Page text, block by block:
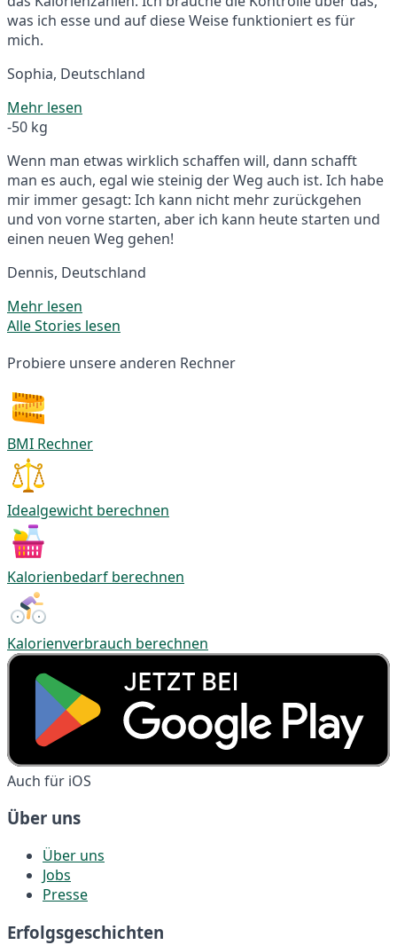
was ich esse und auf diese Weise funktioniert es für
mich.
Sophia, Deutschland
Mehr lesen
-50 kg
Wenn man etwas wirklich schaffen will, dann schafft
man es auch, egal wie steinig der Weg auch ist. Ich habe
mir immer gesagt: Ich kann nicht mehr zurückgehen
und von vorne starten, aber ich kann heute starten und
einen neuen Weg gehen!
Dennis, Deutschland
Mehr lesen
Alle Stories lesen
Probiere unsere anderen Rechner
BMI Rechner
Idealgewicht berechnen
Kalorienbedarf berechnen
Kalorienverbrauch berechnen
Auch für iOS
Über uns
Über uns
Jobs
Presse
Erfolgsgeschichten